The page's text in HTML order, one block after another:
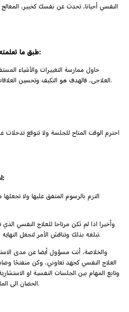
النفسي أحيانا، تحدث عن نفسك كخبير،
5. طبق ما تعلمته من المعالج النفسي في الخارج:
حاول ممارسة التغييرات والأشياء
العلاجى، فالهدف هو التكيف وتحسين العلاقات في الخارج وليس فقط مع المعالج.
احترم الوقت المتاح للجلسة ولا تتوقع تدخلات
7. ادفع الرسوم العلاجية المطلوبة:
التزم بالرسوم المتفق عليها ولا
وأخيرا اذا لم تكن مرتاحا للعلاج النفسي
تبلغه بذلك وتناقش الأمر لتجعل النهايه مفهومة ومقبولة من قبل الطرفين.
والخلاصة، أنت مسؤول أيضا عن مدى
العلاج النفسي كجهد تعاوني، وكن منفتحًا
وتابع المهام بين الجلسات النفسية او
الحصان الى الماء ولكن لا يستطيع أن يجعله يشرب.